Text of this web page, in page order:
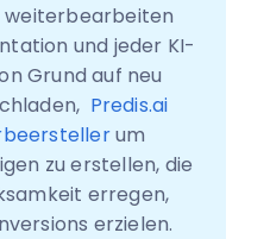
und jeder KI-
Grund auf neu
Predis.ai
um
zu erstellen, die
erregen,
erzielen.